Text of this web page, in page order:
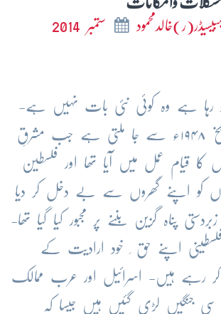
ستمبر 2014
رہا ہے وہ کوئی نئی بات نہیں ہے-
ان مظالم کی تاریخ ۱۹۴۸ء سے جا ملتی ہے جب مشرقِ
کا قیام عمل میں آیا تھا اور فلسطین
کو اپنے گھروں سے بے دخل کر دیا
پناہ گزین بننے پر مجبور کیا گیا تھا-
اپنے حق ِ خود ارادیت کے
کر رہے ہیں- اسرائیل اور عرب ممالک
جنگیں لڑی گئیں ہیں جیسا کہ